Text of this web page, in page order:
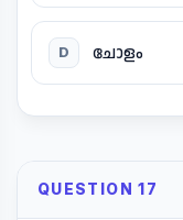
D ചോളം
QUESTION 17